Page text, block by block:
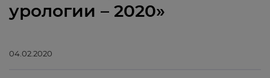
урологии – 2020»
04.02.2020